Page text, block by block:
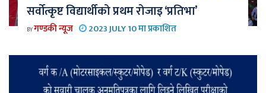
सर्वोत्कृष्ट विद्यार्थीको प्रथम रोजाइ ‘प्रतिभा’
BYगण्डकी न्यूज 2023 JULY 10 मा प्रकाशित